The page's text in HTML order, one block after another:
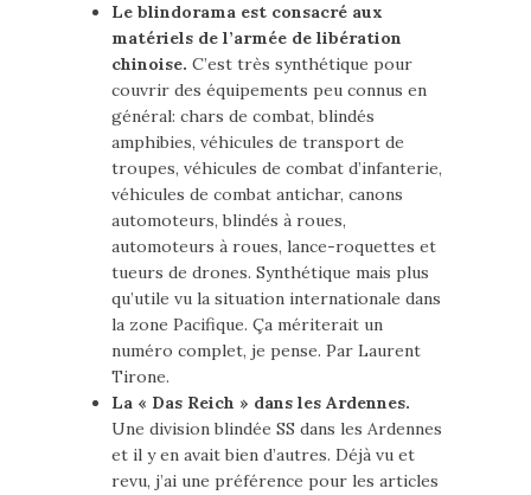
Le blindorama est consacré aux
matériels de l’armée de libération
chinoise. C’est très synthétique pour
couvrir des équipements peu connus en
général: chars de combat, blindés
amphibies, véhicules de transport de
troupes, véhicules de combat d’infanterie,
véhicules de combat antichar, canons
automoteurs, blindés à roues,
automoteurs à roues, lance-roquettes et
tueurs de drones. Synthétique mais plus
qu’utile vu la situation internationale dans
la zone Pacifique. Ça mériterait un
numéro complet, je pense. Par Laurent
Tirone.
La « Das Reich » dans les Ardennes.
Une division blindée SS dans les Ardennes
et il y en avait bien d’autres. Déjà vu et
revu, j’ai une préférence pour les articles